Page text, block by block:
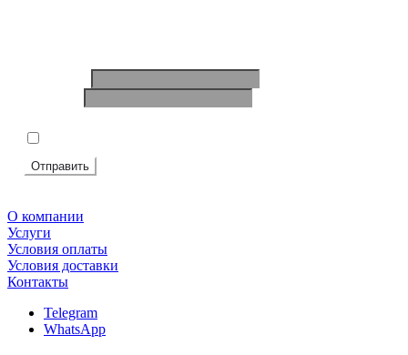
Отправить
О компании
Услуги
Условия оплаты
Условия доставки
Контакты
Telegram
WhatsApp